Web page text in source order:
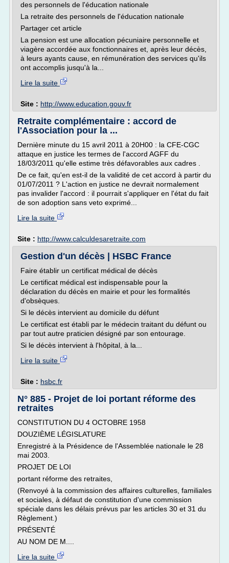
des personnels de l'éducation nationale
La retraite des personnels de l'éducation nationale
Partager cet article
La pension est une allocation pécuniaire personnelle et
viagère accordée aux fonctionnaires et, après leur décès,
à leurs ayants cause, en rémunération des services qu'ils
ont accomplis jusqu'à la...
Lire la suite
Site : http://www.education.gouv.fr
Retraite complémentaire : accord de
l'Association pour la ...
Dernière minute du 15 avril 2011 à 20H00 : la CFE-CGC
attaque en justice les termes de l'accord AGFF du
18/03/2011 qu'elle estime très défavorables aux cadres .
De ce fait, qu'en est-il de la validité de cet accord à partir du
01/07/2011 ? L'action en justice ne devrait normalement
pas invalider l'accord : il pourrait s'appliquer en l'état du fait
de son adoption sans veto exprimé...
Lire la suite
Site : http://www.calculdesaretraite.com
Gestion d'un décès | HSBC France
Faire établir un certificat médical de décès
Le certificat médical est indispensable pour la
déclaration du décès en mairie et pour les formalités
d'obsèques.
Si le décès intervient au domicile du défunt
Le certificat est établi par le médecin traitant du défunt ou
par tout autre praticien désigné par son entourage.
Si le décès intervient à l'hôpital, à la...
Lire la suite
Site : hsbc.fr
N° 885 - Projet de loi portant réforme des
retraites
CONSTITUTION DU 4 OCTOBRE 1958
DOUZIÈME LÉGISLATURE
Enregistré à la Présidence de l'Assemblée nationale le 28
mai 2003.
PROJET DE LOI
portant réforme des retraites,
(Renvoyé à la commission des affaires culturelles, familiales
et sociales, à défaut de constitution d'une commission
spéciale dans les délais prévus par les articles 30 et 31 du
Règlement.)
PRÉSENTÉ
AU NOM DE M....
Lire la suite